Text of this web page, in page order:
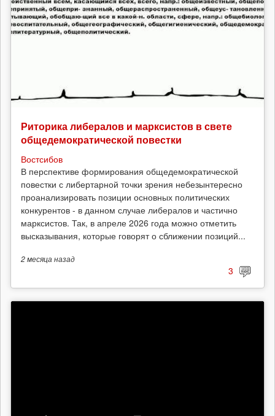
Риторика либералов и марксистов в свете
общедемократической повестки
Востсибов
В перспективе формирования общедемократической
повестки с либертарной точки зрения небезынтересно
проанализировать позиции основных политических
конкурентов - в данном случае либералов и частично
марксистов. Так, в апреле 2026 года можно отметить
высказывания, которые говорят о сближении позиций...
2 месяца назад
3